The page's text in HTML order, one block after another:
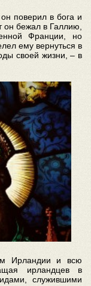
поверил в бога и
он бежал в Галлию,
Франции, но
ему вернуться в
своей жизни, – в
Ирландии и всю
ирландцев в
служившими